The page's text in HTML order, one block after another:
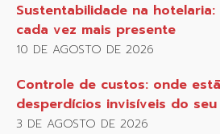
Sustentabilidade na hotelaria:
cada vez mais presente
10 DE AGOSTO DE 2026
Controle de custos: onde
desperdícios invisíveis do
3 DE AGOSTO DE 2026